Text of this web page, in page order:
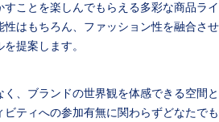
ことを楽しんでもらえる多彩な商品ライ
性はもちろん、ファッション性を融合させ
提案します。
、ブランドの世界観を体感できる空間と
ビティへの参加有無に関わらずどなたでも